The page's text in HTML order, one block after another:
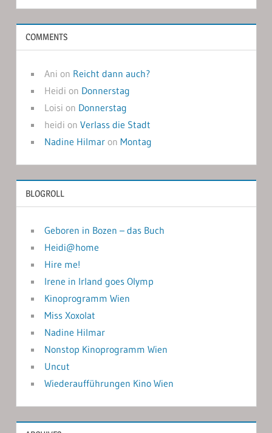
COMMENTS
Ani on Reicht dann auch?
Heidi on Donnerstag
Loisi on Donnerstag
heidi on Verlass die Stadt
Nadine Hilmaron Montag
BLOGROLL
Geboren in Bozen – das Buch
Heidi@home
Hire me!
Irene in Irland goes Olymp
Kinoprogramm Wien
Miss Xoxolat
Nadine Hilmar
Nonstop Kinoprogramm Wien
Uncut
Wiederaufführungen Kino Wien